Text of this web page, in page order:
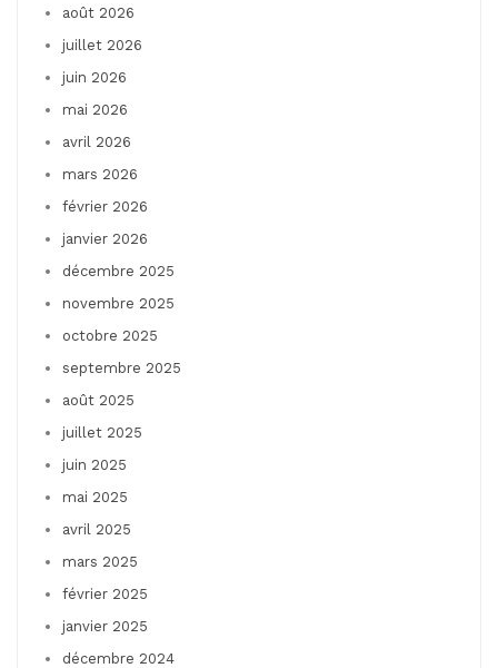
août 2026
juillet 2026
juin 2026
mai 2026
avril 2026
mars 2026
février 2026
janvier 2026
décembre 2025
novembre 2025
octobre 2025
septembre 2025
août 2025
juillet 2025
juin 2025
mai 2025
avril 2025
mars 2025
février 2025
janvier 2025
décembre 2024